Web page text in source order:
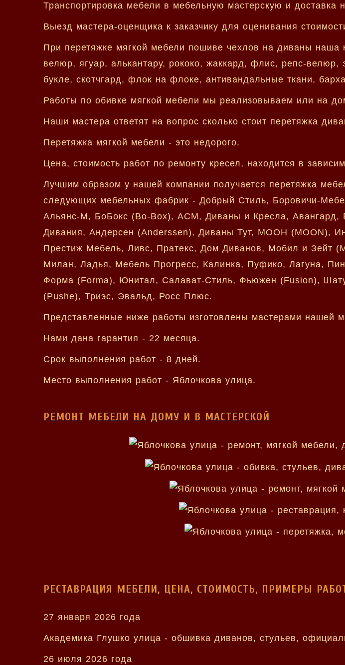
Транспортировка мебели в мебельную мастерскую и доставка
Выезд мастера-оценщика к заказчику для оценивания
При перетяжке мягкой мебели пошиве чехлов на диваны наша
велюр, ягуар, алькантару, рококо, жаккард, флис, репс-
букле, скотчгард, флок на флоке, антивандальные ткани,
Работы по обивке мягкой мебели мы реализовываем или на
Наши мастера ответят на вопрос сколько стоит перетяжка
Перетяжка мягкой мебели - это недорого.
Цена, стоимость работ по ремонту кресел, находится в
Лучшим образом у нашей компании получается перетяжка
следующих мебельных фабрик - Добрый Стиль, Боровичи-
Альянс-М, БоБокс (Bo-Box), АСМ, Диваны и Кресла, Авангард,
Дивания, Андерсен (Anderssen), Диваны Тут, МООН (MOON),
Престиж Мебель, Ливс, Пратекс, Дом Диванов, Мобил и Зейт
Милан, Ладья, Мебель Прогресс, Калинка, Пуфико, Лагуна,
Форма (Forma), Юнитал, Салават-Стиль, Фьюжен (Fusion),
(Pushe), Триэс, Эвальд, Росс Плюс.
Представленные ниже работы изготовлены мастерами нашей
Нами дана гарантия - 22 месяца.
Срок выполнения работ - 8 дней.
Место выполнения работ - Яблочкова улица.
РЕМОНТ МЕБЕЛИ НА ДОМУ И В МАСТЕРСКОЙ
РЕСТАВРАЦИЯ МЕБЕЛИ, ЦЕНА, СТОИМОСТЬ, ПРИМЕРЫ
27 января 2026 года
Академика Глушко улица - обшивка диванов, стульев,
26 июля 2026 года